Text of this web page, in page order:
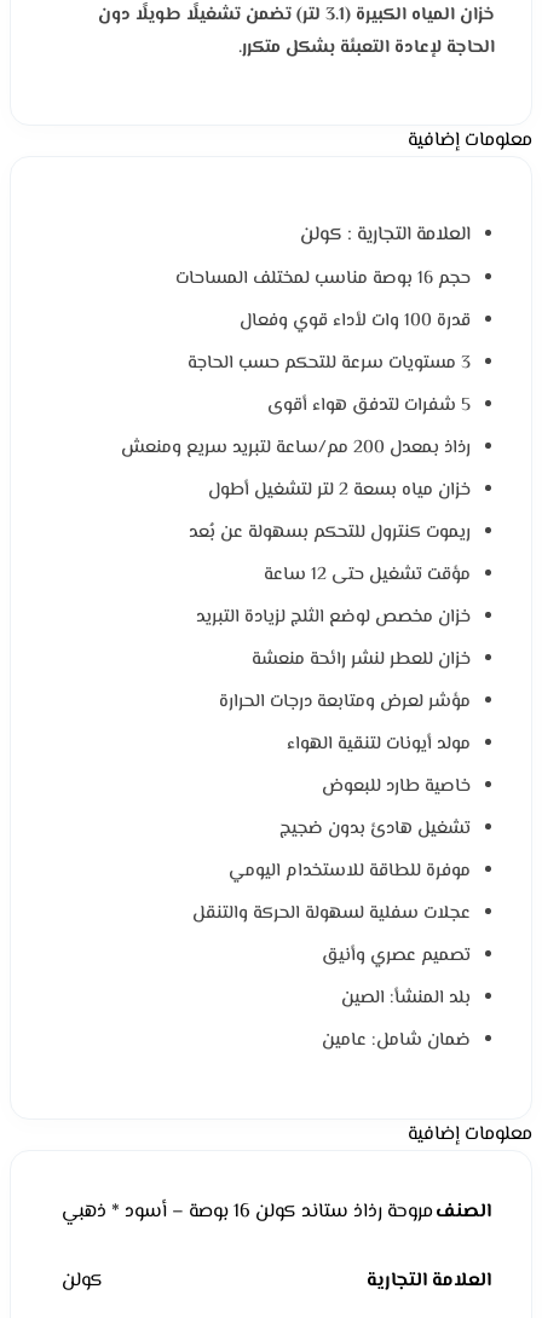
خزان المياه الكبيرة (3.1 لتر) تضمن تشغيلًا طويلًا دون
الحاجة لإعادة التعبئة بشكل متكرر.
معلومات إضافية
العلامة التجارية : كولن
حجم 16 بوصة مناسب لمختلف المساحات
قدرة 100 وات لأداء قوي وفعال
3 مستويات سرعة للتحكم حسب الحاجة
5 شفرات لتدفق هواء أقوى
رذاذ بمعدل 200 مم/ساعة لتبريد سريع ومنعش
خزان مياه بسعة 2 لتر لتشغيل أطول
ريموت كنترول للتحكم بسهولة عن بُعد
مؤقت تشغيل حتى 12 ساعة
خزان مخصص لوضع الثلج لزيادة التبريد
خزان للعطر لنشر رائحة منعشة
مؤشر لعرض ومتابعة درجات الحرارة
مولد أيونات لتنقية الهواء
خاصية طارد للبعوض
تشغيل هادئ بدون ضجيج
موفرة للطاقة للاستخدام اليومي
عجلات سفلية لسهولة الحركة والتنقل
تصميم عصري وأنيق
بلد المنشأ: الصين
ضمان شامل: عامين
معلومات إضافية
الصنفمروحة رذاذ ستاند كولن 16 بوصة – أسود * ذهبي
العلامة التجارية كولن